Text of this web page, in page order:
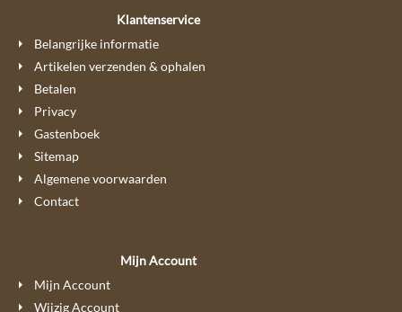
Klantenservice
Belangrijke informatie
Artikelen verzenden & ophalen
Betalen
Privacy
Gastenboek
Sitemap
Algemene voorwaarden
Contact
Mijn Account
Mijn Account
Wijzig Account